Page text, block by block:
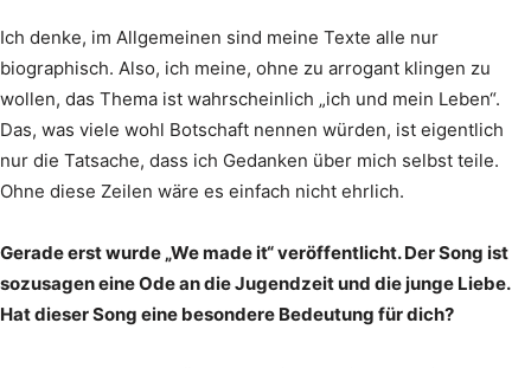
Ich denke, im Allgemeinen sind meine Texte alle nur
biographisch. Also, ich meine, ohne zu arrogant klingen zu
wollen, das Thema ist wahrscheinlich „ich und mein Leben“.
Das, was viele wohl Botschaft nennen würden, ist eigentlich
nur die Tatsache, dass ich Gedanken über mich selbst teile.
Ohne diese Zeilen wäre es einfach nicht ehrlich.
Gerade erst wurde „We made it“ veröffentlicht. Der Song ist
sozusagen eine Ode an die Jugendzeit und die junge Liebe.
Hat dieser Song eine besondere Bedeutung für dich?